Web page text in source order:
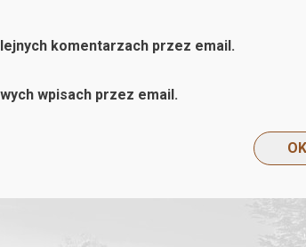
komentarzach przez email.
wpisach przez email.